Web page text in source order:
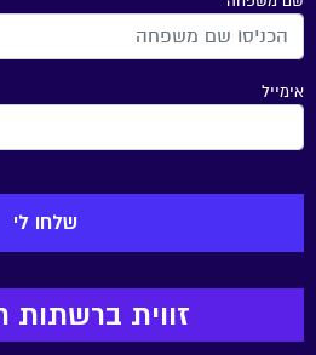
אימייל
זווית ברשתות